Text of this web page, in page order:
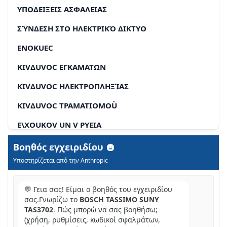
YΠOΔΕIΞΕΙΣ ΑΣΦΑΛΕΙΑΣ
ΣΎΝΔΕΣΗ ΣΤΟ ΗΛΕΚΤΡΙΚΌ ΔΙΚΤΥΟ
ENOKUEC
KIVΔUVOC ΕΓKAΜΑΤΩΝ
KIVΔUVOC ΗΛΕΚΤΡΟΠΛΗΞΊΑΣ
KIVΔUVOC TPAΜATIOΜOÙ
E\XOUKOV UN V PYEIA
ANÒOUPON
ΠΛΗΡΟΦΟΡΊΑ
KUNDENDIENST - CUSTOMER SERVICE
DE DEUTSCHLAND, GERMANY
Βοηθός εγχειριδίου
Υποστηρίζεται από την Anthropic
💬 Γεια σας! Είμαι ο βοηθός του εγχειριδίου
σας.Γνωρίζω το BOSCH TASSIMO SUNY
TAS3702. Πώς μπορώ να σας βοηθήσω;
(χρήση, ρυθμίσεις, κωδικοί σφαλμάτων,